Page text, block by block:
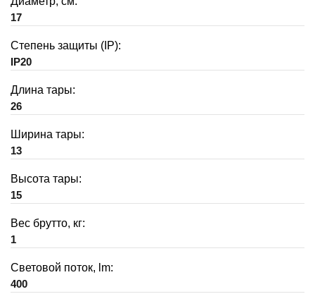
17
Степень защиты (IP):
IP20
Длина тары:
26
Ширина тары:
13
Высота тары:
15
Вес брутто, кг:
1
Световой поток, lm:
400